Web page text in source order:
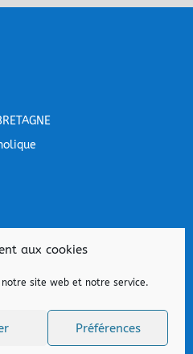
aux cookies
site web et notre service.
Préférences